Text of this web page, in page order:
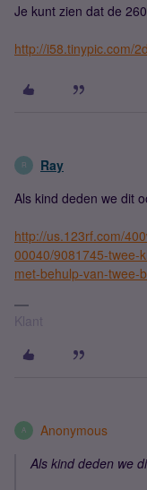
Je kunt zien dat de
http://i58.tinypic.com/
R Ray
Als kind deden we dit
http://us.123rf.com/
00040/9081745-twee-
met-behulp-van-twee-
Klant
A Anonymous
Als kind deden we